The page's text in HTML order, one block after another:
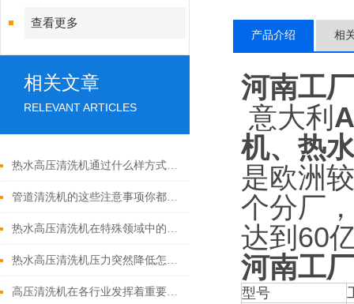
查看更多
相关文章
RELEVANT ARTICLES
热水高压清洗机通过什么样方式来实现增压呢
管道清洗机的这些注意事项你都落实到位了吗
热水高压清洗机在特殊领域中的应用
热水高压清洗机压力突然降低怎么回事
高压清洗机在各行业发挥着重要的作用
产品介绍 相
河南工
意大利
机、热
是欧洲
个分厂
达到60
河南工
型号